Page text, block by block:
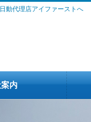
動代理店アイファーストへ
内